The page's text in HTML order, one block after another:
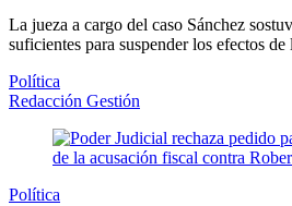
La jueza a cargo del caso Sánchez
suficientes para suspender los efectos
Política
Redacción Gestión
Política